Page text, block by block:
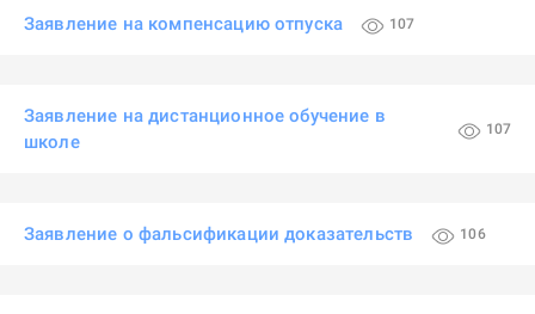
Заявление на компенсацию отпуска 107
Заявление на дистанционное обучение в
школе
107
Заявление о фальсификации доказательств 106